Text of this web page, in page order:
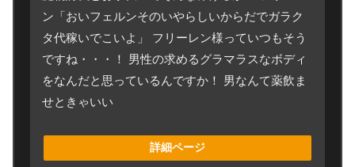
ン「おいフェルンそのいやらしいからだでガラク
タ代稼いでこいよ」 フリーレン様っていつもそう
ですね・・・！ 男性の求めるグラマラスなボディ
をなんだと思っているんですか！ 男なんて薬飲ま
せときゃいい
詳細ページ